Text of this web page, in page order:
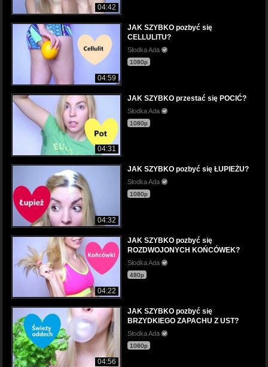
04:42
04:59
JAK SZYBKO pozbyć się
CELLULITU?
Słodka Ada
1080p
04:31
JAK SZYBKO przestać się POCIĆ?
Słodka Ada
1080p
04:32
JAK SZYBKO pozbyć się ŁUPIEŻU?
Słodka Ada
1080p
04:22
JAK SZYBKO pozbyć się
ROZDWOJONYCH KOŃCÓWEK?
Słodka Ada
480p
04:56
JAK SZYBKO pozbyć się
BRZYDKIEGO ZAPACHU Z UST?
Słodka Ada
1080p